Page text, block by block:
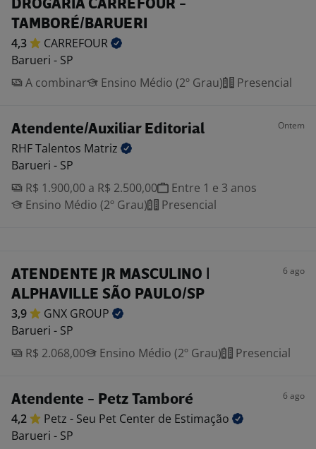
DROGARIA CARREFOUR -
TAMBORÉ/BARUERI
4,3
CARREFOUR
Barueri - SP
A combinar
Ensino Médio (2º Grau) Presencial
Atendente/Auxiliar Editorial Ontem
RHF Talentos Matriz
Barueri - SP
R$ 1.900,00 a R$ 2.500,00
Entre 1 e 3 anos
Ensino Médio (2º Grau)
Presencial
ATENDENTE JR MASCULINO |
ALPHAVILLE SÃO PAULO/SP
6 ago
3,9 GNX GROUP
Barueri - SP
R$ 2.068,00
Ensino Médio (2º Grau) Presencial
Atendente - Petz Tamboré 6 ago
4,2 Petz - Seu Pet Center de Estimação
Barueri - SP